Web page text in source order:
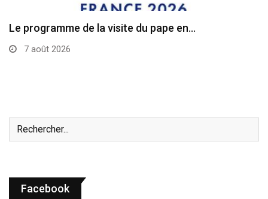
Le programme de la visite du pape en…
7 août 2026
Facebook